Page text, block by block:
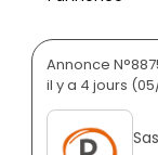
Annonce
il y a 4 jours